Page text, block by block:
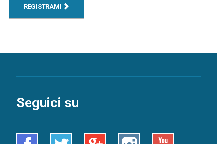
REGISTRAMI
Seguici su
Facebook Twitter Google+ Instagram Youtube